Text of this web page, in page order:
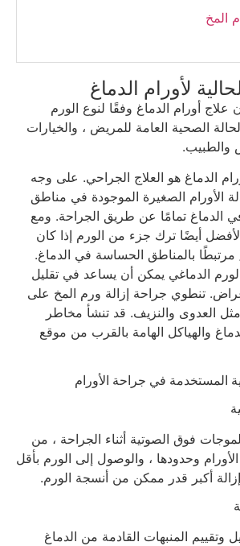
المخ
لأورام الدماغ
علاج أورام الدماغ وفقًا لنوع الورم
الصحية العامة للمريض ، والخيارات
والطبيب.
الدماغ هو العلاج الجراحي. على وجه
الأورام الصغيرة الموجودة في مناطق
الدماغ تمامًا عن طريق الجراحة. ومع
أيضًا ترك جزء من الورم إذا كان
مرتبطًا بالمناطق الحساسة في الدماغ.
الدماغي يمكن أن يساعد في تقليل
تنطوي جراحة إزالة ورم المخ على
العدوى والنزيف. قد تنشأ مخاطر
والهياكل الهامة بالقرب من موقع
المستخدمة في جراحة الأورام
فوق الصوتية أثناء الجراحة ، من
وحدودها ، والوصول إلى الورم بأقل
أكبر قدر ممكن من أنسجة الورم.
وتقييم المنبهات القادمة من الدماغ